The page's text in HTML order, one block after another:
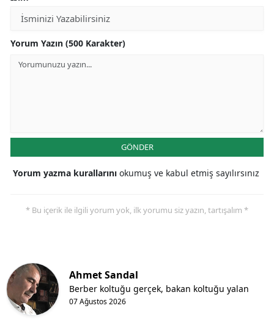
Yorum Yazın (500 Karakter)
GÖNDER
Yorum yazma kurallarını okumuş ve kabul etmiş sayılırsınız
* Bu içerik ile ilgili yorum yok, ilk yorumu siz yazın, tartışalım *
Ahmet Sandal
07 Ağustos 2026
Berber koltuğu gerçek, bakan koltuğu yalan